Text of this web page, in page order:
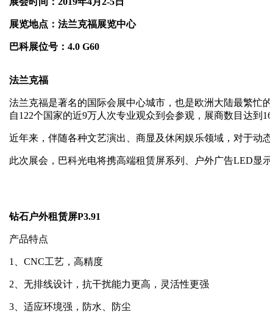
展览地点：法兰克福展览中心
巴科展位号：4.0 G60
法兰克福
法兰克福是著名的国际会展中心城市，也是欧洲大陆最繁忙
自122个国家的近9万人次专业观众到会参观，展商数目达到
近年来，伴随各种文艺演出、商显及休闲娱乐领域，对于动
此次展会，巴科光电将携高端租赁屏系列、户外广告LED显
钻石户外租赁屏P3.91
产品特点
1、CNC工艺，高精度
2、无排线设计，抗干扰能力更高，灵活性更强
3、适应环境强，防水、防尘